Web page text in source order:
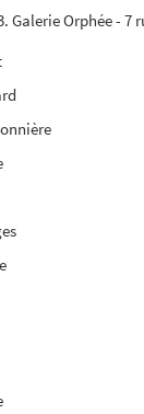
Galerie Orphée - 7